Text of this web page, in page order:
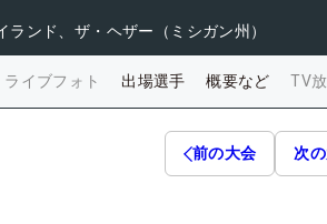
ランド、ザ・ヘザー（ミシガン州）
ライブフォト 出場選手 概要など TV
前の大会 次